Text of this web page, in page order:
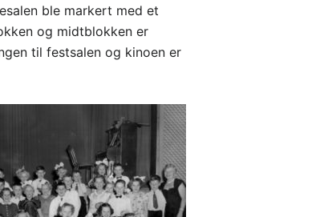
ble markert med et
og midtblokken er
til festsalen og kinoen er